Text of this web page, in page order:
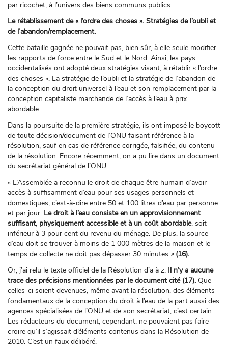
par ricochet, à l’univers des biens communs publics.
Le rétablissement de « l’ordre des choses ». Stratégies de l’oubli et
de l’abandon/remplacement.
Cette bataille gagnée ne pouvait pas, bien sûr, à elle seule modifier
les rapports de force entre le Sud et le Nord. Ainsi, les pays
occidentalisés ont adopté deux stratégies visant, à rétablir « l’ordre
des choses ». La stratégie de l’oubli et la stratégie de l’abandon de
la conception du droit universel à l’eau et son remplacement par la
conception capitaliste marchande de l’accès à l’eau à prix
abordable.
Dans la poursuite de la première stratégie, ils ont imposé le boycott
de toute décision/document de l’ONU faisant référence à la
résolution, sauf en cas de référence corrigée, falsifiée, du contenu
de la résolution. Encore récemment, on a pu lire dans un document
du secrétariat général de l’ONU :
« L’Assemblée a reconnu le droit de chaque être humain d’avoir
accès à suffisamment d’eau pour ses usages personnels et
domestiques, c’est-à-dire entre 50 et 100 litres d’eau par personne
et par jour. Le droit à l’eau consiste en un approvisionnement
suffisant, physiquement accessible et à un coût abordable, soit
inférieur à 3 pour cent du revenu du ménage. De plus, la source
d’eau doit se trouver à moins de 1 000 mètres de la maison et le
temps de collecte ne doit pas dépasser 30 minutes » (16).
Or, j’ai relu le texte officiel de la Résolution d’a à z. Il n’y a aucune
trace des précisions mentionnées par le document cité (17). Que
celles-ci soient devenues, même avant la résolution, des éléments
fondamentaux de la conception du droit à l’eau de la part aussi des
agences spécialisées de l’ONU et de son secrétariat, c’est certain.
Les rédacteurs du document, cependant, ne pouvaient pas faire
croire qu’il s’agissait d’éléments contenus dans la Résolution de
2010. C’est un faux délibéré.